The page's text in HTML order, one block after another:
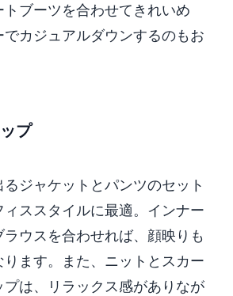
トブーツを合わせてきれいめ
でカジュアルダウンするのもお
プ
ジャケットとパンツのセット
ィススタイルに最適。インナー
ウスを合わせれば、顔映りも
ります。また、ニットとスカー
プは、リラックス感がありなが